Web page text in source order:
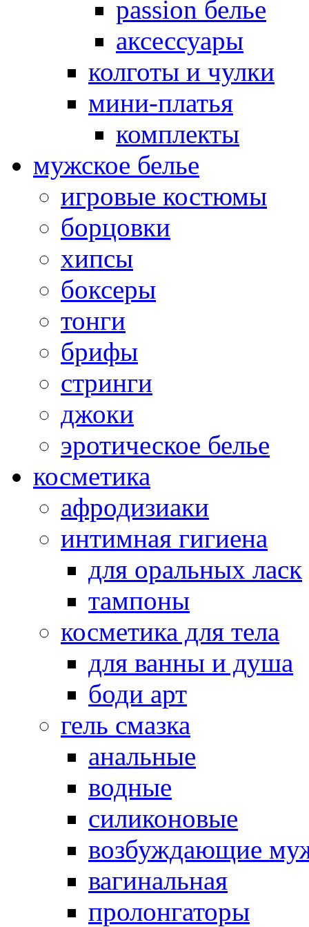
passion белье
аксессуары
колготы и чулки
мини-платья
комплекты
мужское белье
игровые костюмы
борцовки
хипсы
боксеры
тонги
брифы
стринги
джоки
эротическое белье
косметика
афродизиаки
интимная гигиена
для оральных ласк
тампоны
косметика для тела
для ванны и душа
боди арт
гель смазка
анальные
водные
силиконовые
возбуждающие
вагинальная
пролонгаторы